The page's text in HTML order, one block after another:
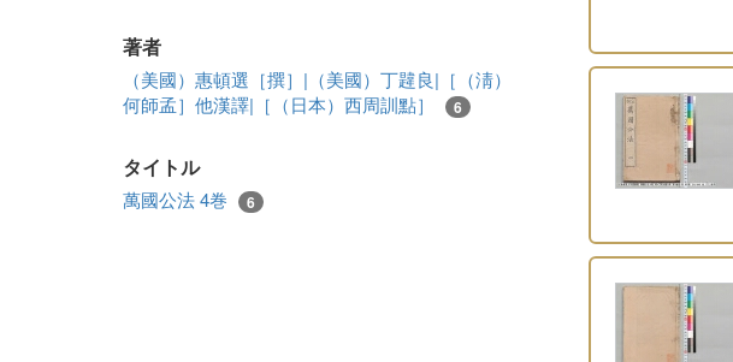
著者
（美國）惠頓選［撰］|（美國）丁韙良|［（淸）
何師孟］他漢譯|［（日本）西周訓點］
6
タイトル
萬國公法 4巻 6